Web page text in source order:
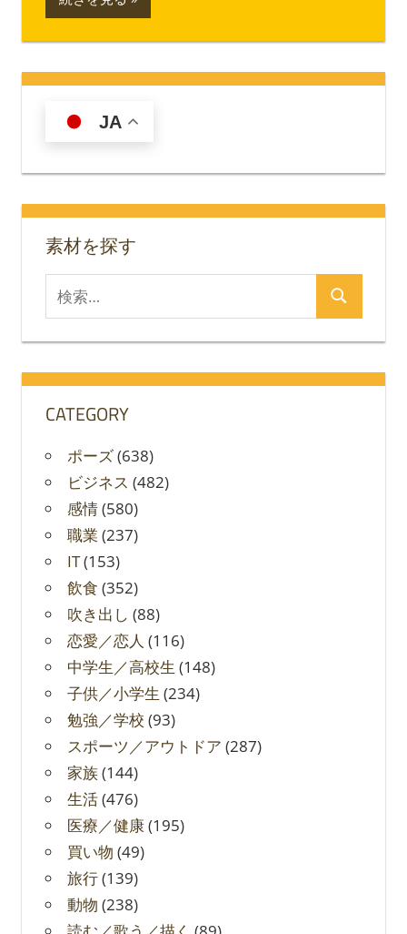
JA
素材を探す
対
検
CATEGORY
ポーズ(638)
ビジネス (482)
感情(580)
職業 (237)
IT(153)
飲食 (352)
吹き出し (88)
恋愛／恋人 (116)
中学生／高校生 (148)
子供／小学生 (234)
勉強／学校 (93)
スポーツ／アウトドア (287)
家族(144)
生活(476)
医療／健康(195)
買い物 (49)
旅行(139)
動物 (238)